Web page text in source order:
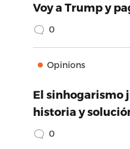
Voy a Trump y
0
Opinions
El sinhogarismo
historia y
0